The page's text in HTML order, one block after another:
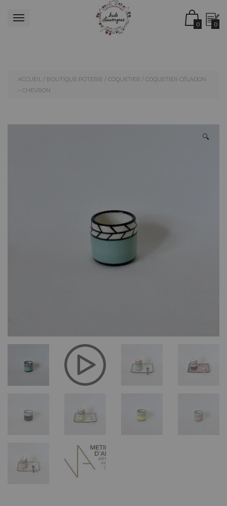
0 0
ACCUEIL / BOUTIQUE POTERIE / COQUETIER / COQUETIER CÉLADON
– CHEVRON
🔍